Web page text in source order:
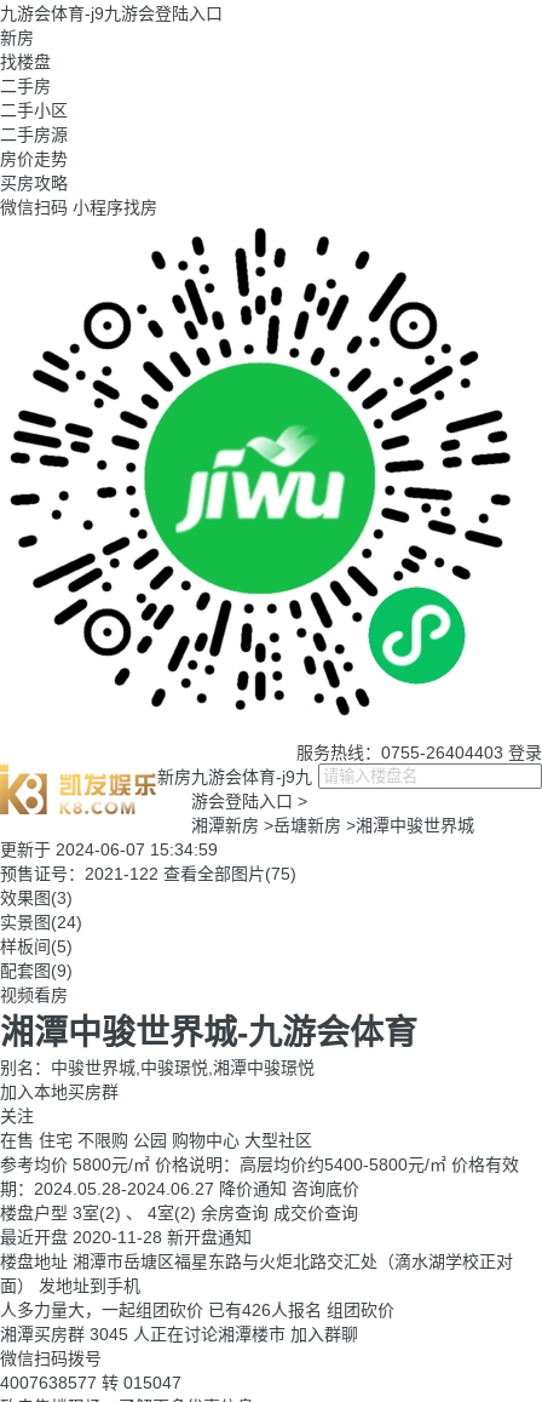
九游会体育-j9九游会登陆入口
新房
找楼盘
二手房
二手小区
二手房源
房价走势
买房攻略
微信扫码 小程序找房
服务热线：0755-26404403 登录
新房九游会体育-j9九
游会登陆入口 >
湘潭新房 >岳塘新房 >湘潭中骏世界城
更新于 2024-06-07 15:34:59
预售证号：2021-122 查看全部图片(75)
效果图(3)
实景图(24)
样板间(5)
配套图(9)
视频看房
湘潭中骏世界城-九游会体育
别名：中骏世界城,中骏璟悦,湘潭中骏璟悦
加入本地买房群
关注
在售 住宅 不限购 公园 购物中心 大型社区
参考均价 5800元/㎡ 价格说明：高层均价约5400-5800元/㎡ 价格有效
期：2024.05.28-2024.06.27 降价通知 咨询底价
楼盘户型 3室(2) 、 4室(2) 余房查询 成交价查询
最近开盘 2020-11-28 新开盘通知
楼盘地址 湘潭市岳塘区福星东路与火炬北路交汇处（滴水湖学校正对
面）
发地址到手机
人多力量大，一起组团砍价 已有426人报名 组团砍价
湘潭买房群 3045 人正在讨论湘潭楼市 加入群聊
微信扫码拨号
4007638577 转 015047